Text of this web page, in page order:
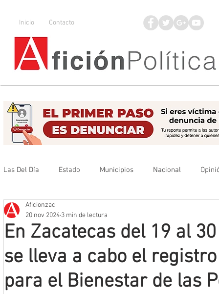
Inicio Contacto
Las Del Día Estado Municipios Nacional
Que no se olvide
Mineros LNBP
En Zacatecas del 19 al
se lleva a cabo el
para el Bienestar de las
Aficionzac
20 nov 2024 3 min de lectura